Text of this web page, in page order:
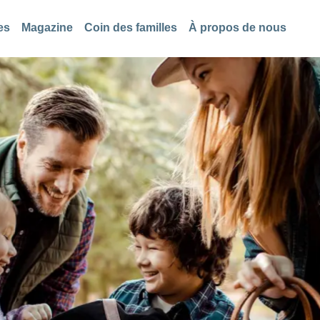
Magazine Coin des familles À propos de nous